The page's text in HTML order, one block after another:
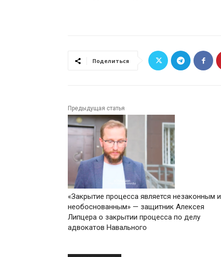
Поделиться
Предыдущая статья
«Закрытие процесса является незаконным и
необоснованным» — защитник Алексея
Липцера о закрытии процесса по делу
адвокатов Навального